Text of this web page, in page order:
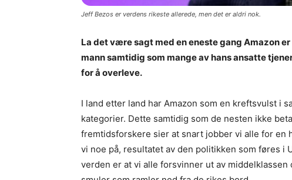
Jeff Bezos er verdens rikeste allerede, men det er aldri nok.
La det være sagt med en eneste gang Amazon
mann samtidig som mange av hans ansatte
for å overleve.
I land etter land har Amazon som en kreftsvulst i
kategorier. Dette samtidig som de nesten ikke
fremtidsforskere sier at snart jobber vi alle for en
vi noe på, resultatet av den politikken som føres i
verden er at vi alle forsvinner ut av